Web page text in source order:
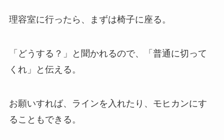
理容室に行ったら、まずは椅子に座る。
「どうする？」と聞かれるので、「普通に切って
くれ」と伝える。
お願いすれば、ラインを入れたり、モヒカンにす
ることもできる。